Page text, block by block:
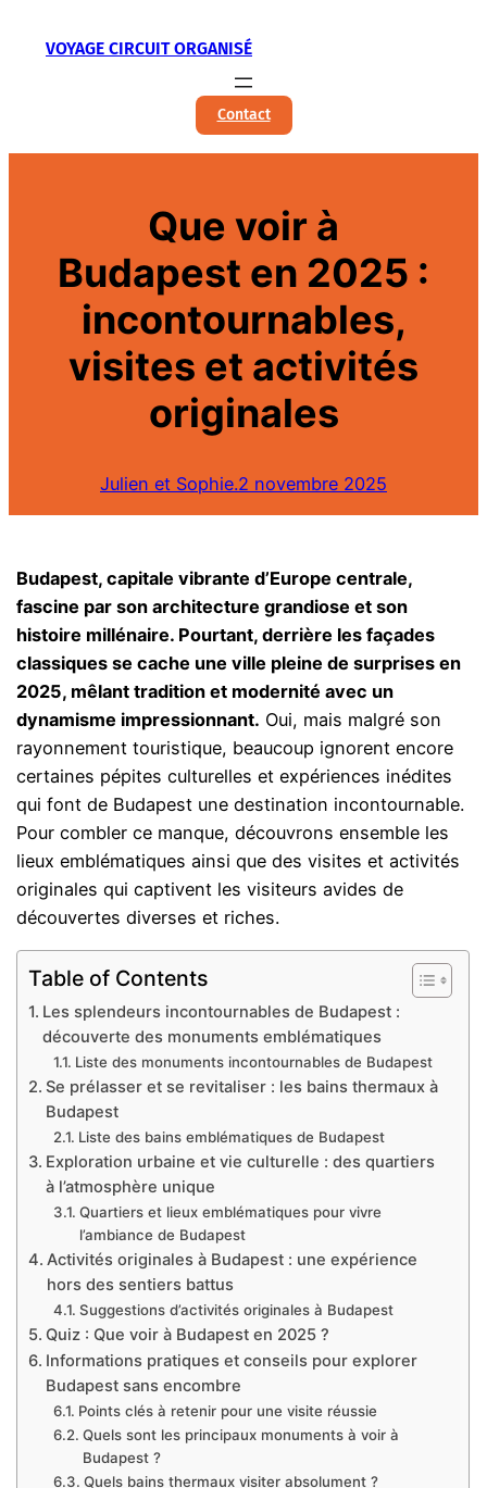
VOYAGE CIRCUIT ORGANISÉ
Contact
Que voir à
Budapest en 2025 :
incontournables,
visites et activités
originales
Julien et Sophie.2 novembre 2025
Budapest, capitale vibrante d’Europe centrale,
fascine par son architecture grandiose et son
histoire millénaire. Pourtant, derrière les façades
classiques se cache une ville pleine de surprises en
2025, mêlant tradition et modernité avec un
dynamisme impressionnant. Oui, mais malgré son
rayonnement touristique, beaucoup ignorent encore
certaines pépites culturelles et expériences inédites
qui font de Budapest une destination incontournable.
Pour combler ce manque, découvrons ensemble les
lieux emblématiques ainsi que des visites et activités
originales qui captivent les visiteurs avides de
découvertes diverses et riches.
Table of Contents
Les splendeurs incontournables de Budapest :
découverte des monuments emblématiques
Liste des monuments incontournables de Budapest
Se prélasser et se revitaliser : les bains thermaux à
Budapest
Liste des bains emblématiques de Budapest
Exploration urbaine et vie culturelle : des quartiers
à l’atmosphère unique
Quartiers et lieux emblématiques pour vivre
l’ambiance de Budapest
Activités originales à Budapest : une expérience
hors des sentiers battus
Suggestions d’activités originales à Budapest
Quiz : Que voir à Budapest en 2025 ?
Informations pratiques et conseils pour explorer
Budapest sans encombre
Points clés à retenir pour une visite réussie
Quels sont les principaux monuments à voir à
Budapest ?
Quels bains thermaux visiter absolument ?